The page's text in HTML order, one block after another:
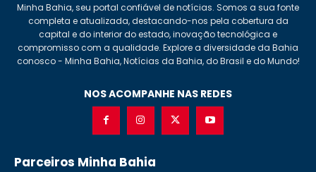
Minha Bahia, seu portal confiável de notícias. Somos a sua fonte
completa e atualizada, destacando-nos pela cobertura da
capital e do interior do estado, inovação tecnológica e
compromisso com a qualidade. Explore a diversidade da Bahia
conosco - Minha Bahia, Notícias da Bahia, do Brasil e do Mundo!
NOS ACOMPANHE NAS REDES
Parceiros Minha Bahia